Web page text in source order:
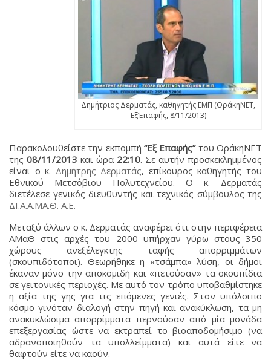
Δημήτριος Δερματάς, καθηγητής ΕΜΠ (ΘράκηΝΕΤ,
Εξ’Επαφής, 8/11/2013)
Παρακολουθείστε την εκπομπή “Εξ Επαφής”του ΘράκηΝΕΤ
της 08/11/2013 και ώρα 22:10. Σε αυτήν προσκεκλημμένος
είναι ο κ. Δημήτρης Δερματάς, επίκουρος καθηγητής του
Εθνικού Μετσόβιου Πολυτεχνείου. Ο κ. Δερματάς
διετέλεσε γενικός διευθυντής και τεχνικός σύμβουλος της
ΔΙ.Α.Α.ΜΑ.Θ. Α.Ε.
Μεταξύ άλλων ο κ. Δερματάς αναφέρει ότι στην περιφέρεια
ΑΜαΘ στις αρχές του 2000 υπήρχαν γύρω στους 350
χώρους ανεξέλεγκτης ταφής απορριμμάτων
(σκουπιδότοποι). Θεωρήθηκε η «τσάμπα» λύση, οι δήμοι
έκαναν μόνο την αποκομιδή και «πετούσαν» τα σκουπίδια
σε γειτονικές περιοχές. Με αυτό τον τρόπο υποβαθμίστηκε
η αξία της γης για τις επόμενες γενιές. Στον υπόλοιπο
κόσμο γινόταν διαλογή στην πηγή και ανακύκλωση, τα μη
ανακυκλώσιμα απορρίμματα περνούσαν από μία μονάδα
επεξεργασίας ώστε να εκτραπεί το βιοαποδομήσιμο (να
αδρανοποιηθούν τα υπολλείμματα) και αυτά είτε να
θαφτούν είτε να καούν.